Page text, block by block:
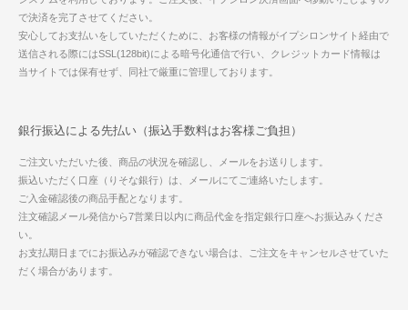
で決済を完了させてください。
安心してお支払いをしていただくために、お客様の情報がイプシロンサイト経由で
送信される際にはSSL(128bit)による暗号化通信で行い、クレジットカード情報は
当サイトでは保有せず、同社で厳重に管理しております。
銀行振込による先払い（振込手数料はお客様ご負担）
ご注文いただいた後、商品の状況を確認し、メールをお送りします。
振込いただく口座（りそな銀行）は、メールにてご連絡いたします。
ご入金確認後の商品手配となります。
注文確認メール発信から7営業日以内に商品代金を指定銀行口座へお振込みくださ
い。
お支払期日までにお振込みが確認できない場合は、ご注文をキャンセルさせていた
だく場合があります。